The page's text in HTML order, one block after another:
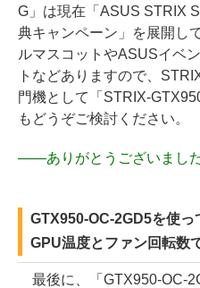
G」は現在「ASUS STRIX
典キャンペーン」を展開し
ルマスコットやASUSイベ
トなどありますので、
門機として「STRIX-
もどうぞご検討ください。
――ありがとうございました
GTX950-OC-2GD5を使っ
GPU温度とファン回転数
最後に、「GTX950-OC-